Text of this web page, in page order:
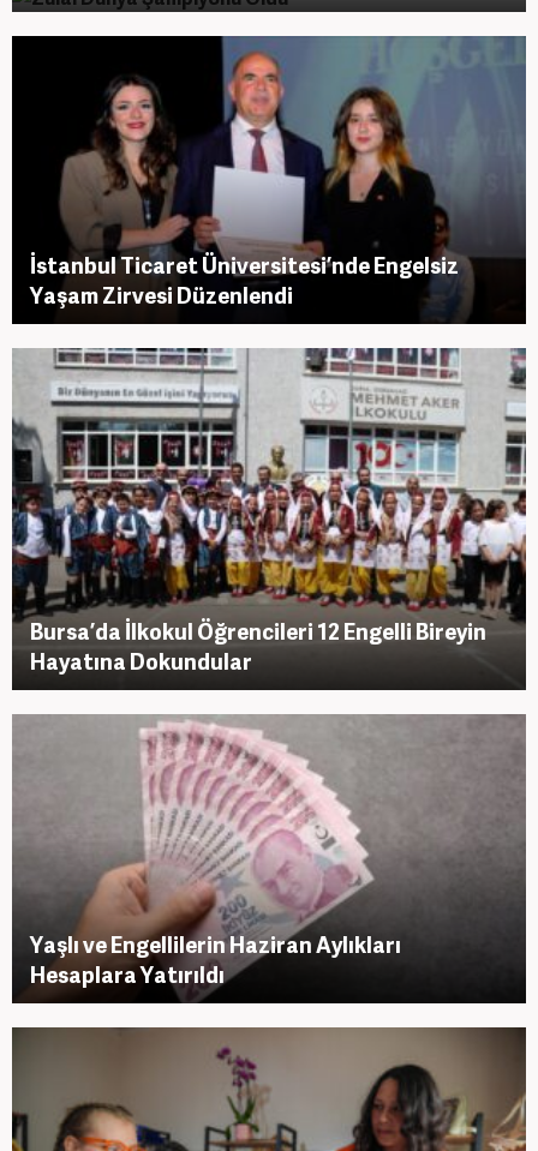
İstanbul Ticaret Üniversitesi’nde Engelsiz
Yaşam Zirvesi Düzenlendi
Bursa’da İlkokul Öğrencileri 12 Engelli Bireyin
Hayatına Dokundular
Yaşlı ve Engellilerin Haziran Aylıkları
Hesaplara Yatırıldı